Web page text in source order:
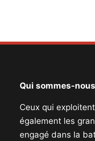
Qui sommes-
Ceux qui
également les
engagé dans la